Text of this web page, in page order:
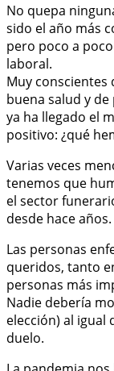
No quepa
sido el año más
pero poco a
laboral.
Muy
buena salud y
ya ha llegado el
positivo: ¿qué
Varias veces
tenemos que
el sector
desde hace años.
Las personas
queridos, tanto
personas más
Nadie debería
elección) al igual
duelo.